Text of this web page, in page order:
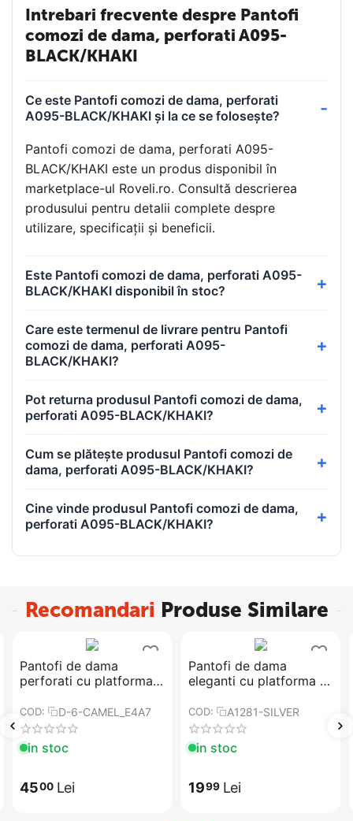
Intrebari frecvente despre Pantofi
comozi de dama, perforati A095-
BLACK/KHAKI
Ce este Pantofi comozi de dama, perforati
A095-BLACK/KHAKI și la ce se folosește?
Pantofi comozi de dama, perforati A095-
BLACK/KHAKI este un produs disponibil în
marketplace-ul Roveli.ro. Consultă descrierea
produsului pentru detalii complete despre
utilizare, specificații și beneficii.
Este Pantofi comozi de dama, perforati A095-
BLACK/KHAKI disponibil în stoc?
Care este termenul de livrare pentru Pantofi
comozi de dama, perforati A095-
BLACK/KHAKI?
Pot returna produsul Pantofi comozi de dama,
perforati A095-BLACK/KHAKI?
Cum se plătește produsul Pantofi comozi de
dama, perforati A095-BLACK/KHAKI?
Cine vinde produsul Pantofi comozi de dama,
perforati A095-BLACK/KHAKI?
Recomandari Produse Similare
Pantofi de dama
perforati cu platforma​
Camel
COD: D-6-CAMEL_E4A7
in stoc
4500 Lei
​Pantofi de dama
eleganti cu platforma si
insertii argintii A1281-
SILVER
COD: A1281-SILVER
in stoc
1999 Lei